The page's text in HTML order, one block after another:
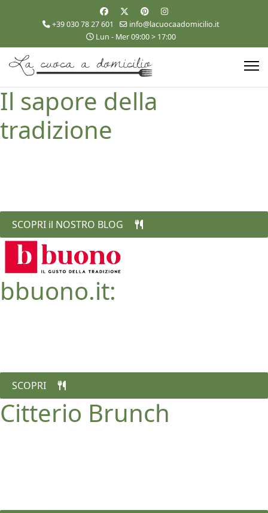
+39 030 78 27 601
info@lacuocaadomicilio.it
Lun - Mer 09:00 > 17:00
Il sapore della
tradizione
SCOPRI il NOSTRO BLOG
bbuono.it:
SCOPRI
Citterio Brunch